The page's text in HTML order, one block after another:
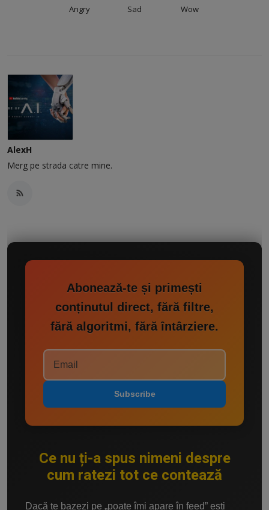
Angry Sad Wow
AlexH
Merg pe strada catre mine.
Abonează-te și primești
conținutul direct, fără filtre,
fără algoritmi, fără întârziere.
Subscribe
Ce nu ți-a spus nimeni despre
cum ratezi tot ce contează
Dacă te bazezi pe „poate îmi apare în feed” ești